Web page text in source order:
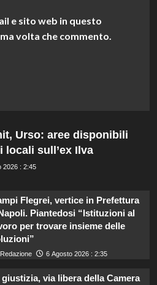
e sito web in questo
volta che commento.
Urso: aree disponibili
locali sull’ex Ilva
2026 : 2:45
Flegrei, vertice in Prefettura
Piantedosi “Istituzioni al
per trovare insieme delle
Redazione 6 Agosto 2026 : 2:35
giustizia, via libera della Camera